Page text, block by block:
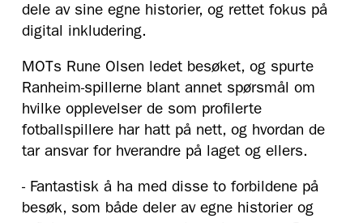
dele av sine egne historier, og rettet fokus på
digital inkludering.
MOTs Rune Olsen ledet besøket, og spurte
Ranheim-spillerne blant annet spørsmål om
hvilke opplevelser de som profilerte
fotballspillere har hatt på nett, og hvordan de
tar ansvar for hverandre på laget og ellers.
- Fantastisk å ha med disse to forbildene på
besøk, som både deler av egne historier og